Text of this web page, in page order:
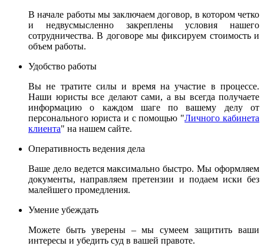
В начале работы мы заключаем договор, в котором четко
и недвусмысленно закреплены условия нашего
сотрудничества. В договоре мы фиксируем стоимость и
объем работы.
Удобство работы
Вы не тратите силы и время на участие в процессе.
Наши юристы все делают сами, а вы всегда получаете
информацию о каждом шаге по вашему делу от
персонального юриста и с помощью "Личного кабинета
клиента" на нашем сайте.
Оперативность ведения дела
Ваше дело ведется максимально быстро. Мы оформляем
документы, направляем претензии и подаем иски без
малейшего промедления.
Умение убеждать
Можете быть уверены – мы сумеем защитить ваши
интересы и убедить суд в вашей правоте.